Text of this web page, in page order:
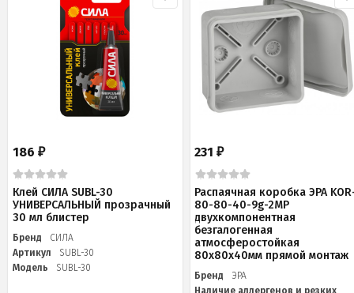
186 ₽
Клей СИЛА SUBL-30
УНИВЕРСАЛЬНЫЙ прозрачный
30 мл блистер
Бренд
СИЛА
Артикул
SUBL-30
Модель
SUBL-30
231₽
Распаячная коробка ЭРА
80-80-40-9g-2MP
двухкомпонентная
безгалогенная
атмосферостойкая
80х80х40мм прямой монтаж
Бренд
ЭРА
Наличие аллергенов и резких